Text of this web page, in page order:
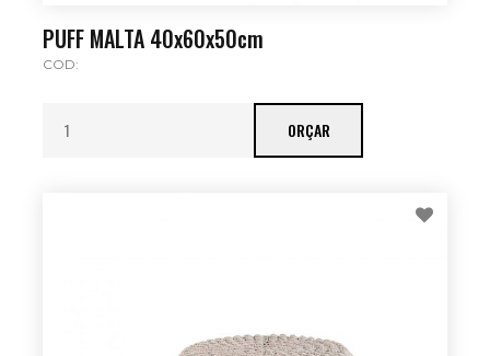
PUFF MALTA 40x60x50cm
COD:
ORÇAR